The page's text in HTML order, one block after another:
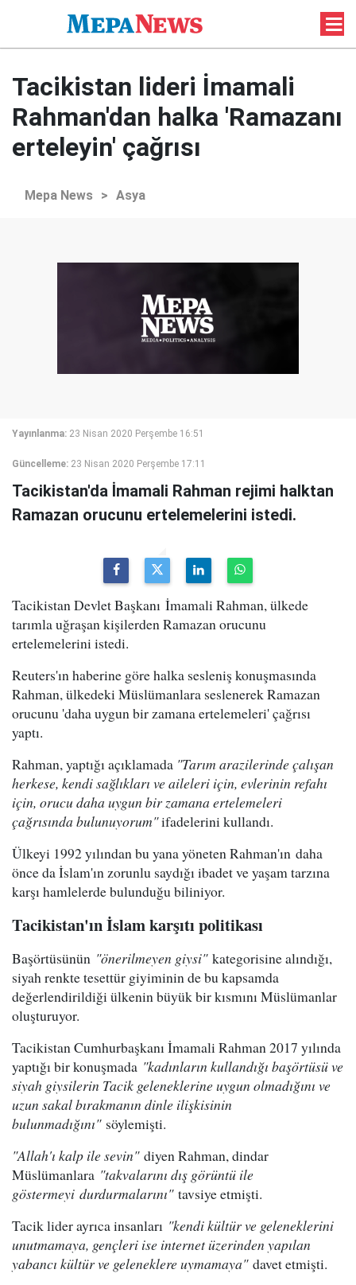
Tacikistan lideri İmamali
Rahman'dan halka 'Ramazanı
erteleyin' çağrısı
Mepa News > Asya
Yayınlanma: 23 Nisan 2020 Perşembe 16:51
Güncelleme: 23 Nisan 2020 Perşembe 17:11
Tacikistan'da İmamali Rahman rejimi halktan
Ramazan orucunu ertelemelerini istedi.
Tacikistan Devlet Başkanı İmamali Rahman, ülkede
tarımla uğraşan kişilerden Ramazan orucunu
ertelemelerini istedi.
Reuters'ın haberine göre halka sesleniş konuşmasında
Rahman, ülkedeki Müslümanlara seslenerek Ramazan
orucunu 'daha uygun bir zamana ertelemeleri' çağrısı
yaptı.
Rahman, yaptığı açıklamada "Tarım arazilerinde çalışan
herkese, kendi sağlıkları ve aileleri için, evlerinin refahı
için, orucu daha uygun bir zamana ertelemeleri
çağrısında bulunuyorum"ifadelerini kullandı.
Ülkeyi 1992 yılından bu yana yöneten Rahman'ın daha
önce da İslam'ın zorunlu saydığı ibadet ve yaşam tarzına
karşı hamlelerde bulunduğu biliniyor.
Tacikistan'ın İslam karşıtı politikası
Başörtüsünün "önerilmeyen giysi" kategorisine alındığı,
siyah renkte tesettür giyiminin de bu kapsamda
değerlendirildiği ülkenin büyük bir kısmını Müslümanlar
oluşturuyor.
Tacikistan Cumhurbaşkanı İmamali Rahman 2017 yılında
yaptığı bir konuşmada "kadınların kullandığı başörtüsü ve
siyah giysilerin Tacik geleneklerine uygun olmadığını ve
uzun sakal bırakmanın dinle ilişkisinin
bulunmadığını"söylemişti.
"Allah'ı kalp ile sevin"diyen Rahman, dindar
Müslümanlara "takvalarını dış görüntü ile
göstermeyi durdurmalarını"tavsiye etmişti.
Tacik lider ayrıca insanları "kendi kültür ve geleneklerini
unutmamaya, gençleri ise internet üzerinden yapılan
yabancı kültür ve geleneklere uymamaya"davet etmişti.